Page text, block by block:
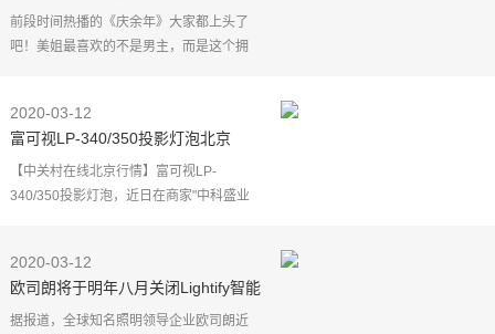
不白？这件事不做好，实在困难
前段时间热播的《庆余年》大家都上头了
吧！美姐最喜欢的不是男主，而是这个拥
妹属性十分惹人
2020-03-12
富可视LP-340/350投影灯泡北京
1920元
【中关村在线北京行情】富可视LP-
340/350投影灯泡，近日在商家"中科盛业
友可直接前往北京海淀
2020-03-12
欧司朗将于明年八月关闭Lightify智能
灯泡云服务
据报道，全球知名照明领导企业欧司朗近